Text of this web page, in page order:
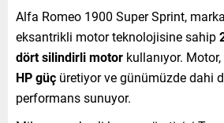
Alfa Romeo 1900 Super Sprint,
eksantrikli motor teknolojisine sahip
dört silindirli motor kullanıyor.
HP güç üretiyor ve günümüzde dahi
performans sunuyor.